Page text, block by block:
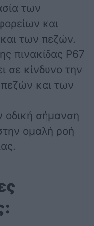
των
και
των πεζών.
πινακίδας Ρ67
σε κίνδυνο την
και των
οδική σήμανση
ομαλή ροή